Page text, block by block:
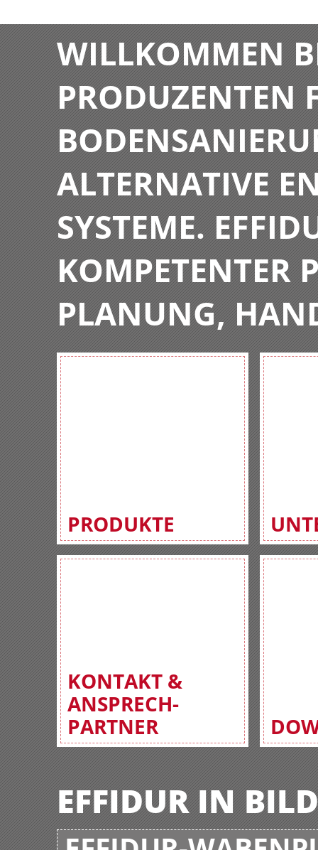
WILLKOMMEN
PRODUZENTEN
ALTERNATIVE
SYSTEME.
KOMPETENTER
PLANUNG,
PRODUKTE
KONTAKT &
ANSPRECH-
PARTNER
EFFIDUR IN